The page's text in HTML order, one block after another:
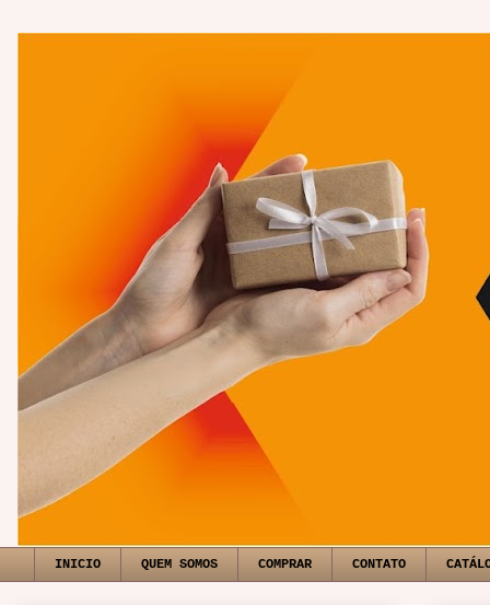
INICIO QUEM SOMOS COMPRAR CONTATO